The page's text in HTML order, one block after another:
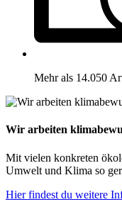
Mehr als 14.050
Wir arbeiten
Mit vielen konkreten
Umwelt und Klima so
Hier findest du weitere